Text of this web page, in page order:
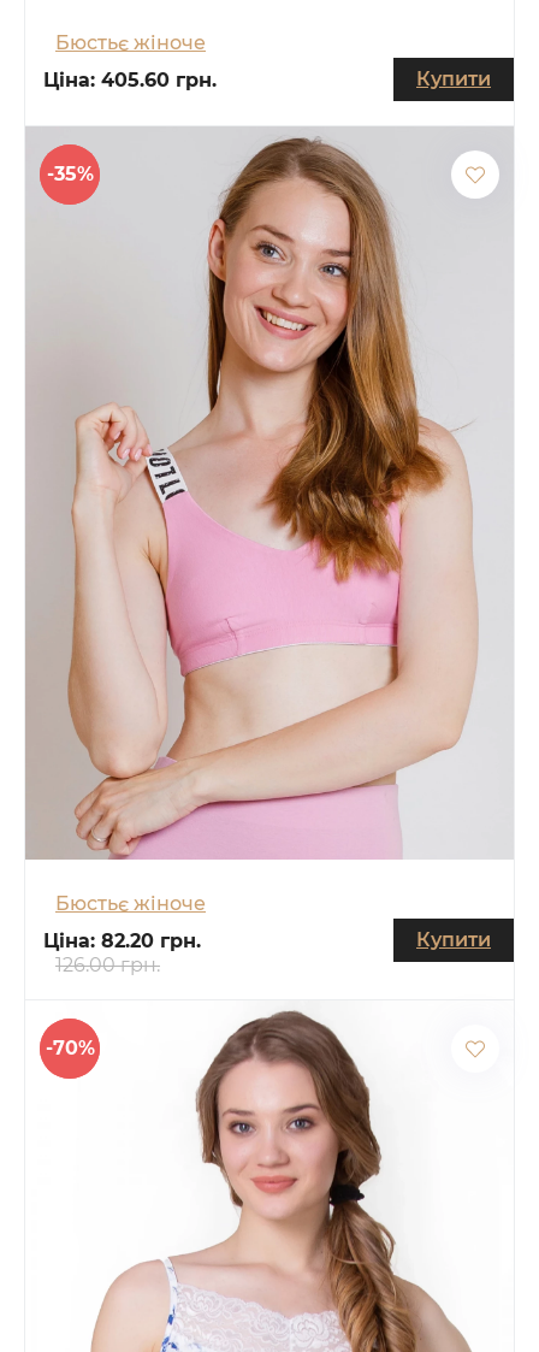
Бюстьє жіноче
Ціна: 405.60 грн. Купити
-35%
Бюстьє жіноче
Ціна: 82.20 грн.
126.00 грн.
Купити
-70%